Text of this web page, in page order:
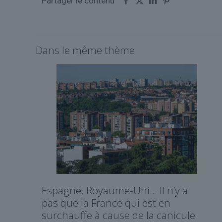
Dans le même thème
Espagne, Royaume-Uni… Il n’y a
pas que la France qui est en
surchauffe à cause de la canicule